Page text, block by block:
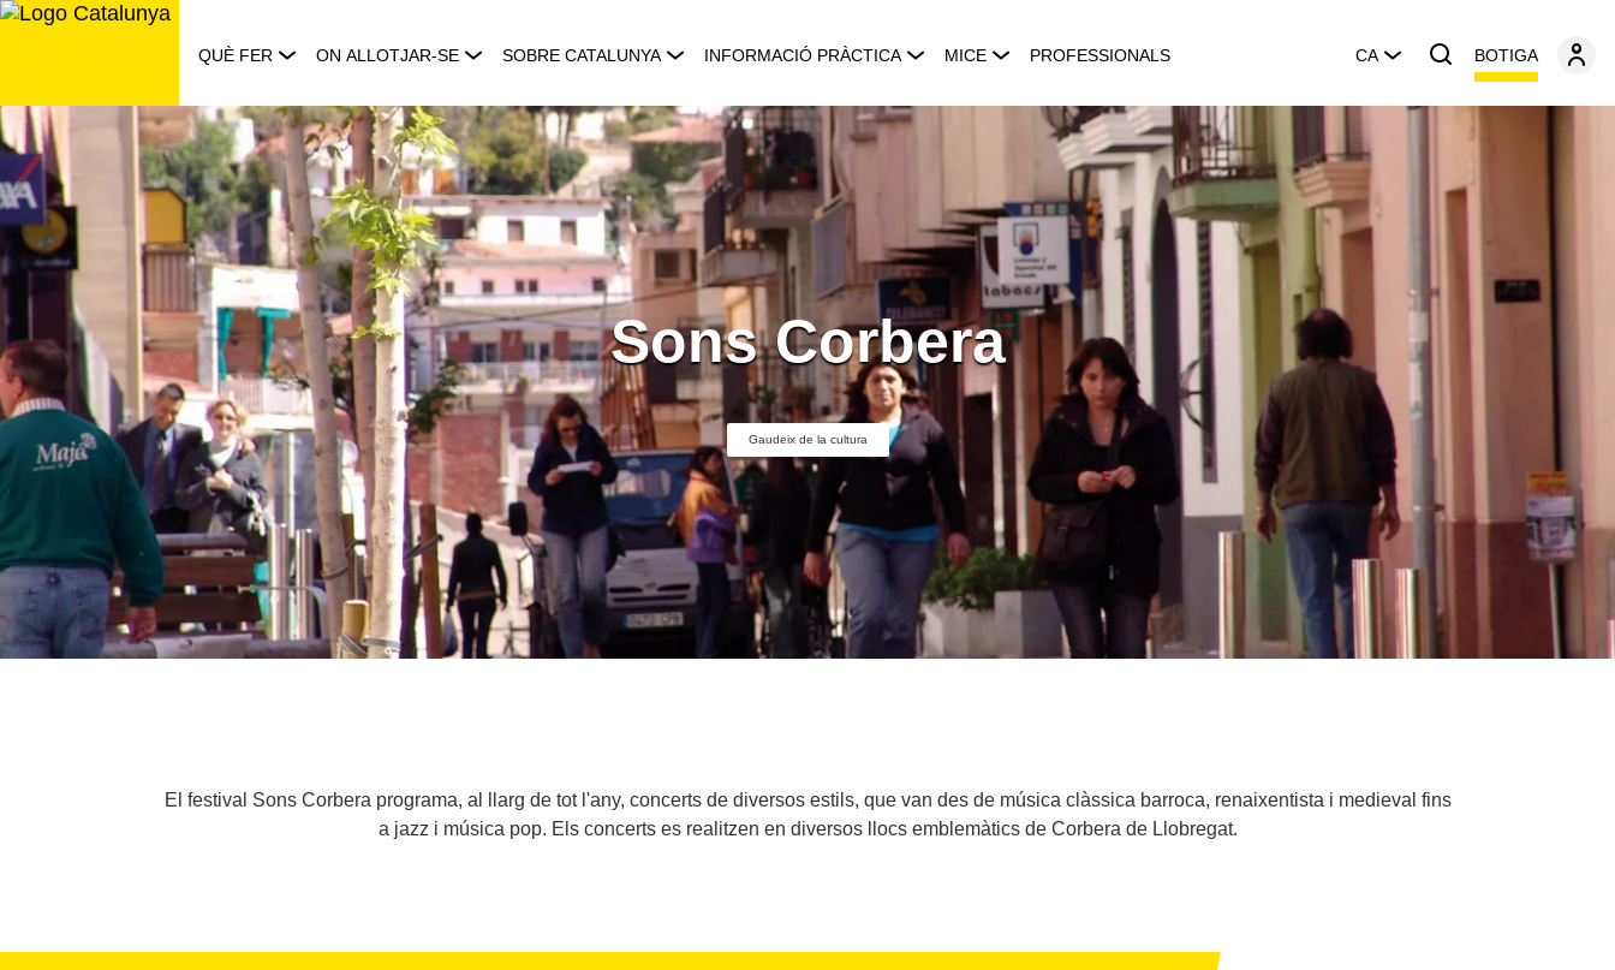
Saltar
QUÈ FER ON ALLOTJAR-SE SOBRE CATALUNYA INFORMACIÓ PRÀCTICA MICE PROFESSIONALS CA BOTIGA
Sons Corbera
Gaudeix de la cultura
El festival Sons Corbera programa, al llarg de tot l'any, concerts de diversos estils, que van des de música clàssica barroca, renaixentista i medieval fins
a jazz i música pop. Els concerts es realitzen en diversos llocs emblemàtics de Corbera de Llobregat.